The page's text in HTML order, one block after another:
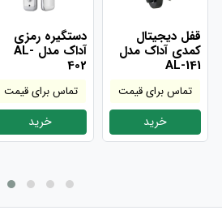
دستگیره رمزی
آداک مدل AL-
402
تماس برای قیمت
خرید
قفل دیجیتال
کمدی آداک مدل
AL-141
تماس برای قیمت
خرید